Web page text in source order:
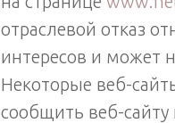
отраслевой отказ
интересов и может
Некоторые веб-
сообщить веб-